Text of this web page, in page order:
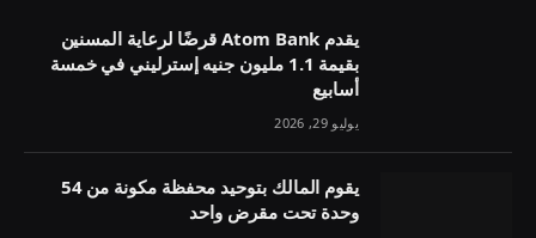
يقدم Atom Bank قرضًا لرعاية المسنين
بقيمة 1.1 مليون جنيه إسترليني في خمسة
أسابيع
يوليو 29, 2026
يقوم المالك بتوحيد محفظة مكونة من 54
وحدة تحت مقرض واحد